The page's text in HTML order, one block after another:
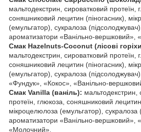
мальтодекстрин, сироватковий протеїн,
соняшниковий лецитин (піногасник),
(емульгатор), сукралоза
ароматизатори «Ванільно-вершковий»,
Смак Hazelnuts-Coconut (лісові
мальтодекстрин, сироватковий протеїн,
соняшниковий лецитин (піногасник),
(емульгатор), сукралоза
«Фундук», «Кокос», «Ванільно-
Смак Vanilla (ваніль): мальтодекстрин,
протеїн, глюкоза, соняшниковий лецитин
мікроцелюлоза (емульгатор), сукралоза
ароматизатори «Ванільно-вершковий»,
«Молочний».